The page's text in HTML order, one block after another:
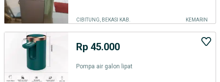
CIBITUNG, BEKASI KAB. KEMARIN
Rp 45.000
Pompa air galon lipat